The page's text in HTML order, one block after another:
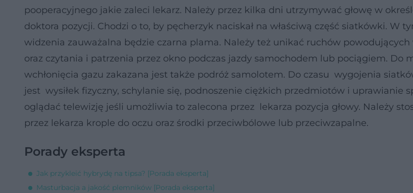
pooperacyjnego jakie zaleci lekarz. Należy przez kilka dni utrzymywać głowę w
doktora pozycji. Chodzi o to, by pęcherzyk naciskał na właściwą część siatkówki. W
widzenia zauważalna będzie czarna plama. Należy też unikać ruchów powodujących
oraz czytania i patrzenia przez okno podczas jazdy samochodem lub pociągiem. Do
wchłonięcia gazu zakazana jest także podróż samolotem. Do czasu wygojenia
jest wysiłek fizyczny, schylanie się, podnoszenie ciężkich przedmiotów i uprawianie
oglądać telewizję jeśli umożliwia to zalecona przez lekarza pozycja głowy. Należy
przez lekarza krople do oczu oraz środki przeciwbólowe lub przeciwzapalne.
Porady eksperta
Jak przykleić hybrydę na tipsa? [Porada eksperta]
Masturbacja a jakość plemników [Porada eksperta]